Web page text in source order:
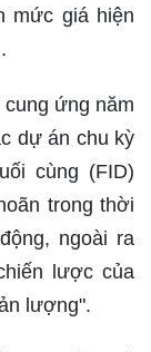
mức giá hiện
ứng năm
dự án chu kỳ
cùng (FID)
trong thời
ngoài ra
lược của
lượng".